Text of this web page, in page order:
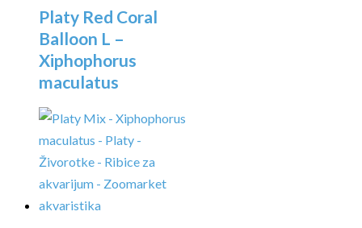
Platy Red Coral
Balloon L –
Xiphophorus
maculatus